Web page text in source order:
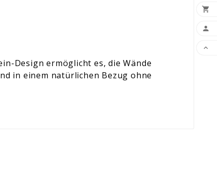
Design ermöglicht es, die Wände
in einem natürlichen Bezug ohne


